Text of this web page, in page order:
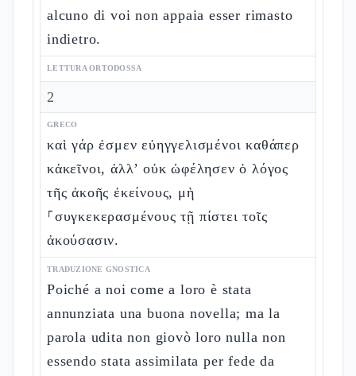
alcuno di voi non appaia esser rimasto
indietro.
LETTURA ORTODOSSA
2
GRECO
καὶ γάρ ἐσμεν εὐηγγελισμένοι καθάπερ
κἀκεῖνοι, ἀλλ’ οὐκ ὠφέλησεν ὁ λόγος
τῆς ἀκοῆς ἐκείνους, μὴ
⸀συγκεκερασμένους τῇ πίστει τοῖς
ἀκούσασιν.
TRADUZIONE GNOSTICA
Poiché a noi come a loro è stata
annunziata una buona novella; ma la
parola udita non giovò loro nulla non
essendo stata assimilata per fede da